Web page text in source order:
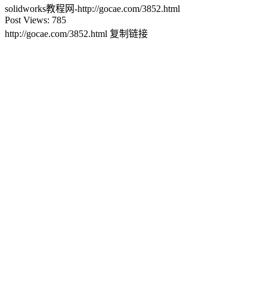
solidworks教程网-http://gocae.com/3852.html
Post Views: 785
http://gocae.com/3852.html 复制链接